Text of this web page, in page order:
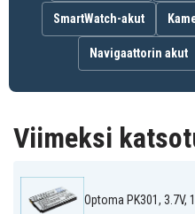
46.8CU01G001
Akku on yhteensopiva
Optoma PK201
SmartWatch-akut
Navigaattorin akut
Viimeksi
Optoma PK301, 3.7V,